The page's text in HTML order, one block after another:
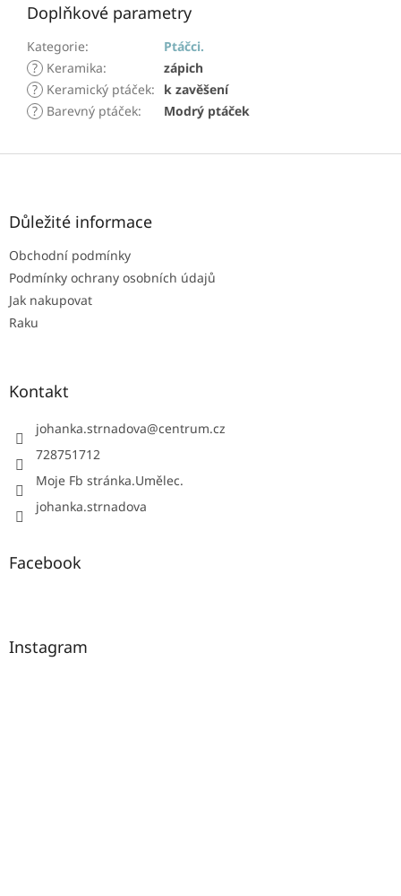
Doplňkové parametry
Kategorie:
Ptáčci.
? Keramika:
zápich
? Keramický ptáček:
k zavěšení
? Barevný ptáček: Modrý ptáček
Z
Důležité informace
Obchodní podmínky
Podmínky ochrany osobních údajů
Jak nakupovat
Raku
Kontakt
johanka.strnadova@centrum.cz
728751712
Moje Fb stránka.Umělec.
johanka.strnadova
Facebook
Instagram